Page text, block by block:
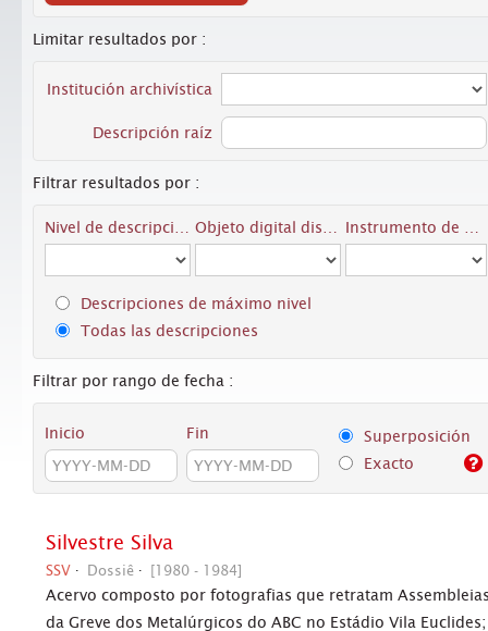
Limitar resultados por :
Institución archivística
Descripción raíz
Filtrar resultados por :
Descripciones de máximo nivel
Todas las descripciones
Filtrar por rango de fecha :
Inicio Fin
Superposición
Exacto
Silvestre Silva
SSV Dossiê [1980 - 1984]
Acervo composto por fotografias que retratam
da Greve dos Metalúrgicos do ABC no Estádio Vila Euclides;